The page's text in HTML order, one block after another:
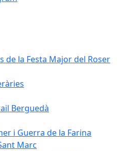
de la Festa Major del Roser
Berguedà
i Guerra de la Farina
Marc